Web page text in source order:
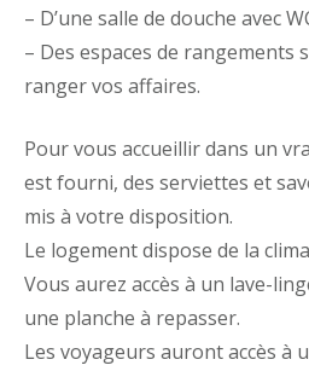
– D’une salle de douche avec
– Des espaces de
ranger vos affaires.
Pour vous accueillir dans un
est fourni, des serviettes et
mis à votre disposition.
Le logement dispose de la
Vous aurez accès à un lave-
une planche à repasser.
Les voyageurs auront accès à